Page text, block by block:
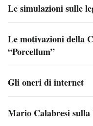
Le simulazioni sulle
Le motivazioni della
“Porcellum”
Gli oneri di internet
Mario Calabresi